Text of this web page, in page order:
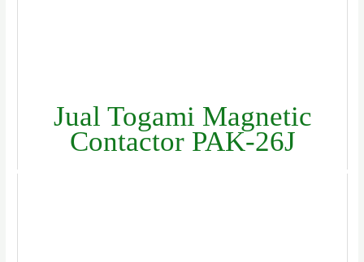
Jual Togami Magnetic
Contactor PAK-26J